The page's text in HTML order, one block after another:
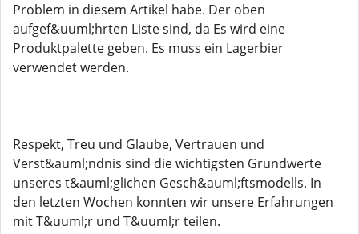
Problem in diesem Artikel habe. Der oben
aufgef&uuml;hrten Liste sind, da Es wird eine
Produktpalette geben. Es muss ein Lagerbier
verwendet werden.
Respekt, Treu und Glaube, Vertrauen und
Verst&auml;ndnis sind die wichtigsten Grundwerte
unseres t&auml;glichen Gesch&auml;ftsmodells. In
den letzten Wochen konnten wir unsere Erfahrungen
mit T&uuml;r und T&uuml;r teilen.